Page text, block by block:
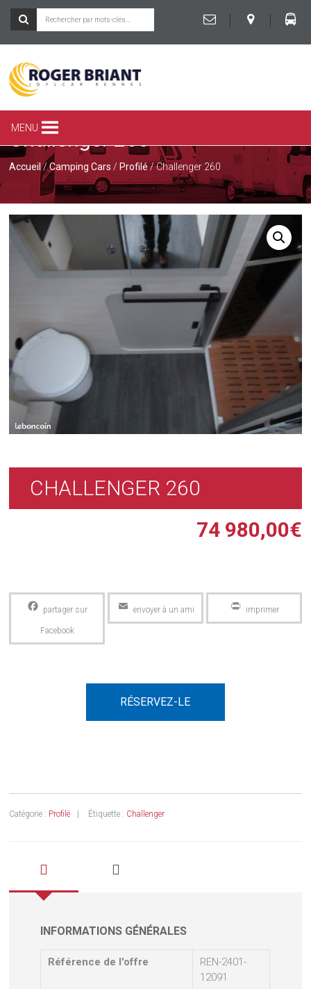
|
|
ROGER
BRIANT
SPÉCIALISTE
CAMPING-
CAR
LA
CARAVANE
MENU
Challenger 260
Accueil/Camping Cars / Profilé/ Challenger 260
CHALLENGER 260
74 980,00€
Facebook Email PrintFriendly
RÉSERVEZ-LE
Catégorie : Profilé Étiquette : Challenger
INFORMATIONS GÉNÉRALES
Référence de l'offre
REN-2401-
12091